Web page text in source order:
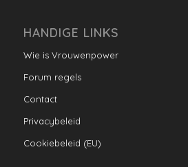
HANDIGE LINKS
Wie is Vrouwenpower
Forum regels
Contact
Privacybeleid
Cookiebeleid (EU)